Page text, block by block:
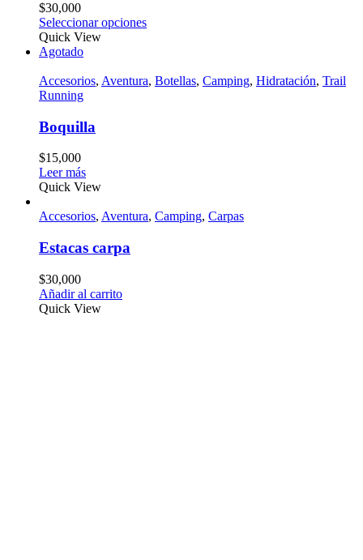
$30,000
Seleccionar opciones
Quick View
Agotado
Accesorios, Aventura, Botellas, Camping, Hidratación, Trail
Running
Boquilla
$15,000
Leer más
Quick View
Accesorios, Aventura, Camping, Carpas
Estacas carpa
$30,000
Añadir al carrito
Quick View